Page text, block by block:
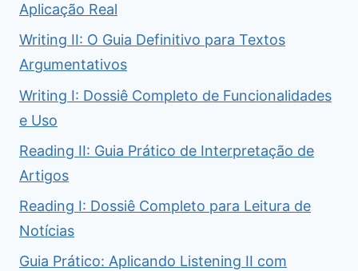
Aplicação Real
Writing II: O Guia Definitivo para Textos
Argumentativos
Writing I: Dossiê Completo de Funcionalidades
e Uso
Reading II: Guia Prático de Interpretação de
Artigos
Reading I: Dossiê Completo para Leitura de
Notícias
Guia Prático: Aplicando Listening II com